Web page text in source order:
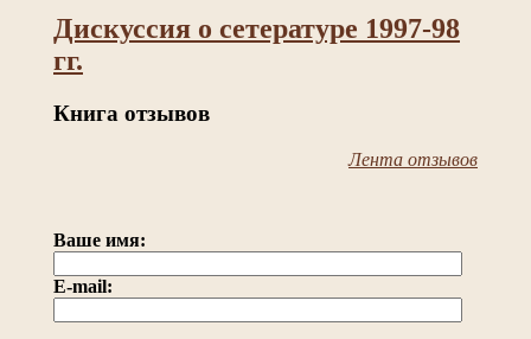
Дискуссия о сетературе 1997-98
гг.
Книга отзывов
Лента отзывов
Ваше имя:
E-mail: